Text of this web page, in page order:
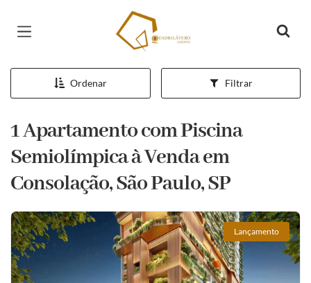
Página inicial
Ordenar Filtrar
1 Apartamento com Piscina
Semiolímpica à Venda em
Consolação, São Paulo, SP
Lançamento